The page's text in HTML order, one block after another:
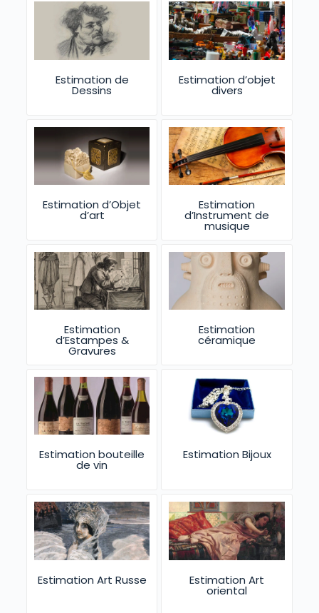
Estimation de
Dessins
Estimation d’objet
divers
Estimation d’Objet
d’art
Estimation
d’Instrument de
musique
Estimation
d’Estampes &
Gravures
Estimation
céramique
Estimation bouteille
de vin
Estimation Bijoux
Estimation Art Russe Estimation Art
oriental